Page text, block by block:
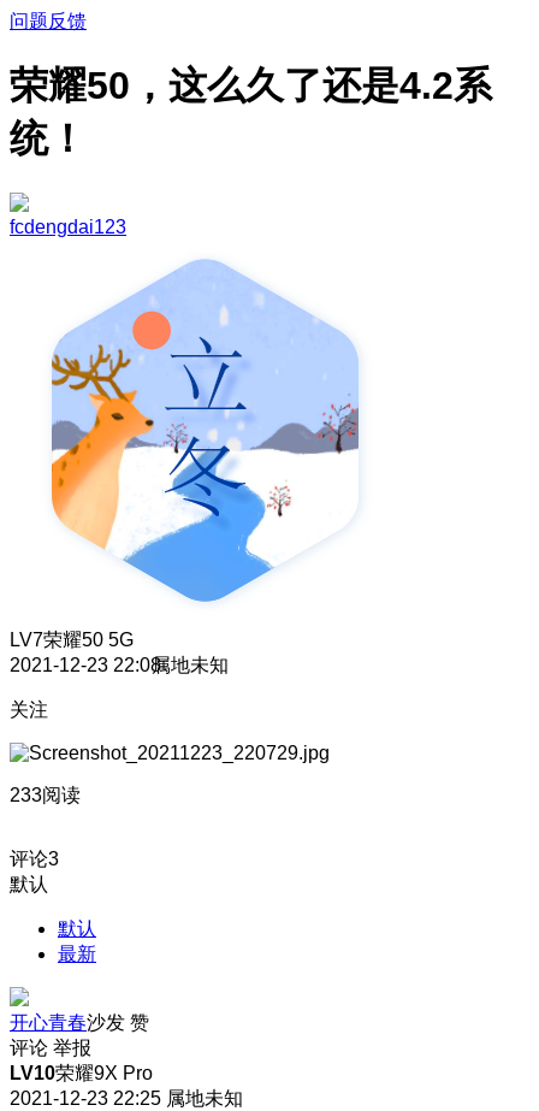
问题反馈
荣耀50，这么久了还是4.2系
统！
fcdengdai123
LV7荣耀50 5G
2021-12-23 22:08属地未知
关注
233阅读
评论3
默认
默认
最新
开心青春沙发 赞
评论 举报
LV10荣耀9X Pro
2021-12-23 22:25 属地未知